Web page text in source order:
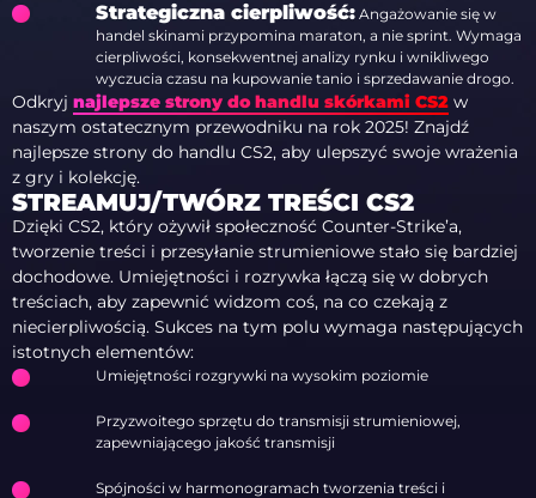
Strategiczna cierpliwość: Angażowanie się w
handel skinami przypomina maraton, a nie sprint. Wymaga
cierpliwości, konsekwentnej analizy rynku i wnikliwego
wyczucia czasu na kupowanie tanio i sprzedawanie drogo.
Odkryj najlepsze strony do handlu skórkami CS2 w
naszym ostatecznym przewodniku na rok 2025! Znajdź
najlepsze strony do handlu CS2, aby ulepszyć swoje wrażenia
z gry i kolekcję.
STREAMUJ/TWÓRZ TREŚCI CS2
Dzięki CS2, który ożywił społeczność Counter-Strike’a,
tworzenie treści i przesyłanie strumieniowe stało się bardziej
dochodowe. Umiejętności i rozrywka łączą się w dobrych
treściach, aby zapewnić widzom coś, na co czekają z
niecierpliwością. Sukces na tym polu wymaga następujących
istotnych elementów:
Umiejętności rozgrywki na wysokim poziomie
Przyzwoitego sprzętu do transmisji strumieniowej,
zapewniającego jakość transmisji
Spójności w harmonogramach tworzenia treści i